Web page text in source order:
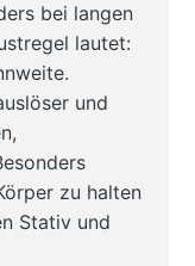
bei langen
lautet:
und
zu halten
Stativ und